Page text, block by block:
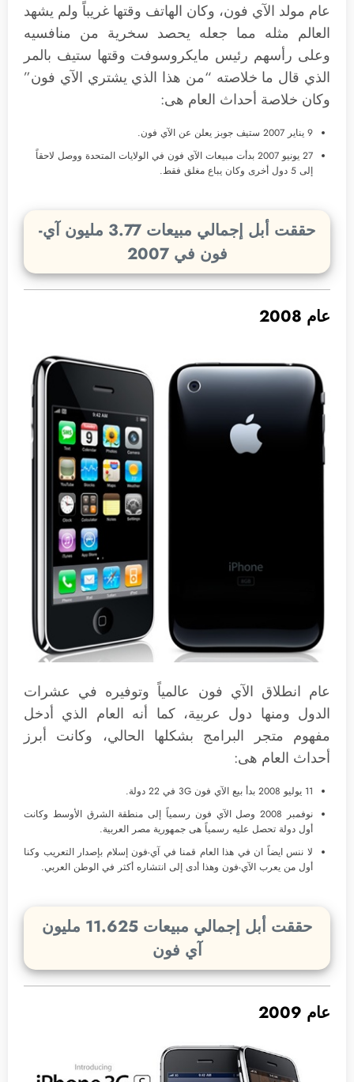
عام مولد الآي فون، وكان الهاتف وقتها غريباً ولم يشهد
العالم مثله مما جعله يحصد سخرية من منافسيه
وعلى رأسهم رئيس مايكروسوفت وقتها ستيف بالمر
الذي قال ما خلاصته “من هذا الذي يشتري الآي فون”
وكان خلاصة أحداث العام هى:
9 يناير 2007 ستيف جوبز يعلن عن الآي فون.
27 يونيو 2007 بدأت مبيعات الآي فون في الولايات المتحدة ووصل لاحقاً
إلى 5 دول أخرى وكان يباع مغلق فقط.
حققت أبل إجمالي مبيعات 3.77 مليون آي-
فون في 2007
عام 2008
عام انطلاق الآي فون عالمياً وتوفيره في عشرات
الدول ومنها دول عربية، كما أنه العام الذي أدخل
مفهوم متجر البرامج بشكلها الحالي، وكانت أبرز
أحداث العام هى:
11 يوليو 2008 بدأ بيع الآي فون 3G في 22 دولة.
نوفمبر 2008 وصل الآي فون رسمياً إلى منطقة الشرق الأوسط وكانت
أول دولة تحصل عليه رسمياً هى جمهورية مصر العربية.
لا ننس ايضاً ان في هذا العام قمنا في آي-فون إسلام بإصدار التعريب وكنا
أول من يعرب الآي-فون وهذا أدى إلى انتشاره أكثر في الوطن العربي.
حققت أبل إجمالي مبيعات 11.625 مليون
آي فون
عام 2009